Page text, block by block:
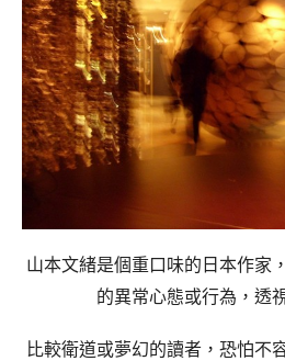
山本文緒是個重口味的日本作家
的異常心態或行為，透
比較衛道或夢幻的讀者，恐怕不